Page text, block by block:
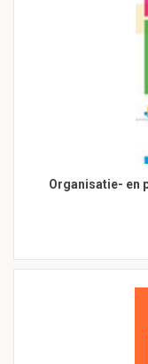
Organisatie- en